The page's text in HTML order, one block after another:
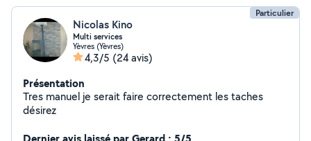
Particulier
Nicolas Kino
Multi services
Yèvres (Yèvres)
4,3/5 (24 avis)
Présentation
Tres manuel je serait faire correctement les taches
désirez